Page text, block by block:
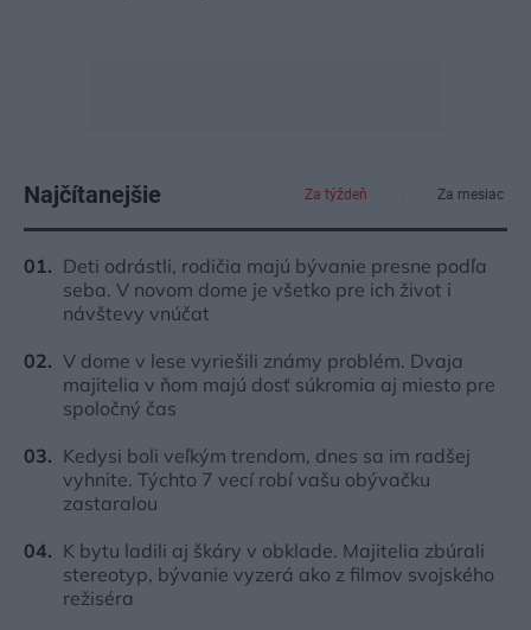
Najčítanejšie Za týždeň Za mesiac
Deti odrástli, rodičia majú bývanie presne podľa
seba. V novom dome je všetko pre ich život i
návštevy vnúčat
V dome v lese vyriešili známy problém. Dvaja
majitelia v ňom majú dosť súkromia aj miesto pre
spoločný čas
Kedysi boli veľkým trendom, dnes sa im radšej
vyhnite. Týchto 7 vecí robí vašu obývačku
zastaralou
K bytu ladili aj škáry v obklade. Majitelia zbúrali
stereotyp, bývanie vyzerá ako z filmov svojského
režiséra